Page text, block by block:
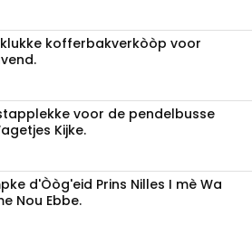
kofferbakverkòòp voor
voor de pendelbusse
Kijke.
d'Òòg'eid Prins Nilles I mè Wa
Nou Ebbe.